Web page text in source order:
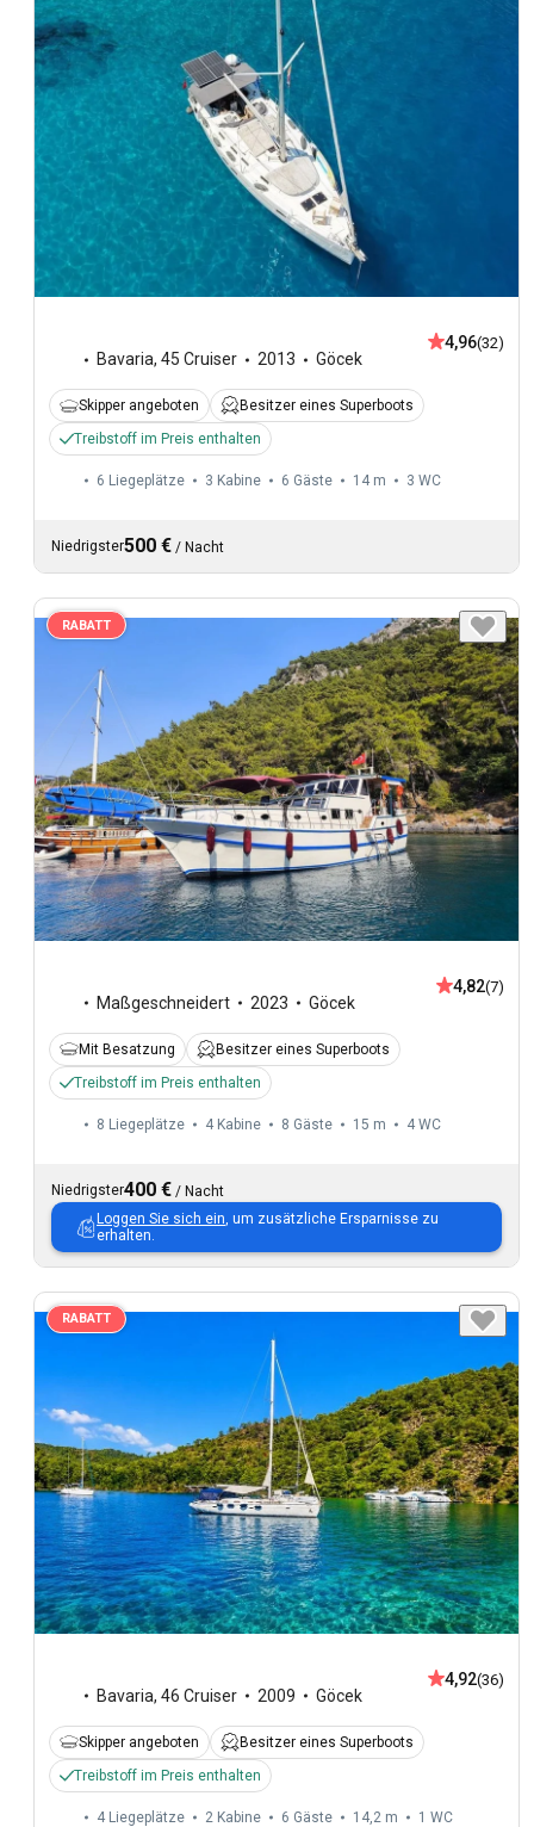
Bavaria, 45 Cruiser 2013 Göcek
4,96(32)
Skipper angeboten
Besitzer eines Superboots
Treibstoff im Preis enthalten
6 Liegeplätze 3 Kabine 6 Gäste 14 m 3 WC
Niedrigster500 € / Nacht
RABATT
Maßgeschneidert 2023 Göcek
4,82(7)
Mit Besatzung
Besitzer eines Superboots
Treibstoff im Preis enthalten
8 Liegeplätze 4 Kabine 8 Gäste 15 m 4 WC
Niedrigster400 € / Nacht
Loggen Sie sich ein , um zusätzliche Ersparnisse zu
erhalten.
RABATT
Bavaria, 46 Cruiser 2009 Göcek
4,92(36)
Skipper angeboten
Besitzer eines Superboots
Treibstoff im Preis enthalten
4 Liegeplätze 2 Kabine 6 Gäste 14,2 m 1 WC